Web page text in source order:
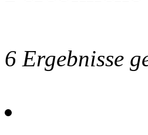
6 Ergebnisse